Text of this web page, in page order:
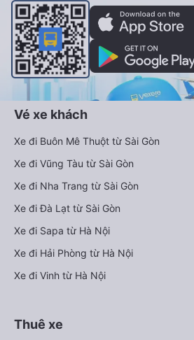
Vé xe khách
Xe đi Buôn Mê Thuột từ Sài Gòn
Xe đi Vũng Tàu từ Sài Gòn
Xe đi Nha Trang từ Sài Gòn
Xe đi Đà Lạt từ Sài Gòn
Xe đi Sapa từ Hà Nội
Xe đi Hải Phòng từ Hà Nội
Xe đi Vinh từ Hà Nội
Thuê xe